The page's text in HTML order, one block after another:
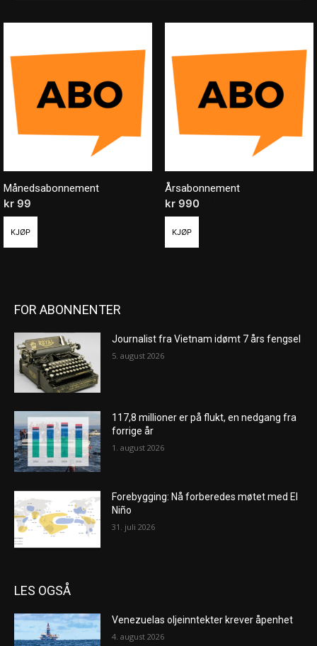
Månedsabonnement
kr 99
KJØP
Årsabonnement
kr990
KJØP
FOR ABONNENTER
Journalist fra Vietnam idømt 7 års fengsel
5. august 2026
117,8 millioner er på flukt, en nedgang fra
forrige år
1. august 2026
Forebygging: Nå forberedes møtet med El
Niño
31. juli 2026
LES OGSÅ
Venezuelas oljeinntekter krever åpenhet
4. august 2026